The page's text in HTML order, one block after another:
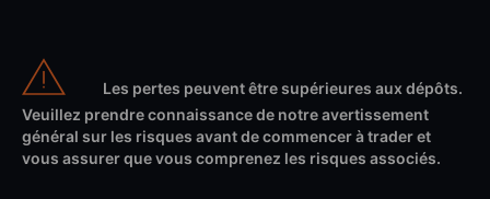
Les pertes peuvent être supérieures aux dépôts.
Veuillez prendre connaissance de notre avertissement
général sur les risques avant de commencer à trader et
vous assurer que vous comprenez les risques associés.